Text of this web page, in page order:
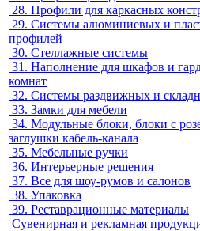
28. Профили для каркасных
29. Системы алюминиевых и
профилей
30. Стеллажные системы
31. Наполнение для шкафов и
комнат
32. Системы раздвижных и
33. Замки для мебели
34. Модульные блоки, блоки с
заглушки кабель-канала
35. Мебельные ручки
36. Интерьерные решения
37. Все для шоу-румов и салонов
38. Упаковка
39. Реставрационные материалы
Сувенирная и рекламная